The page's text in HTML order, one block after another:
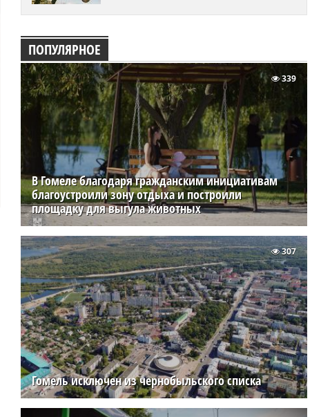
ПОПУЛЯРНОЕ
В Гомеле благодаря гражданским инициативам
благоустроили зону отдыха и построили
площадку для выгула животных
339
Гомель исключен из чернобыльского списка
307